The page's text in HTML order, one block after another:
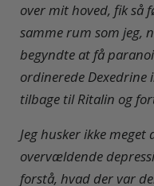
over mit hoved, fik så
samme rum som jeg,
begyndte at få
ordinerede Dexedrine
tilbage til Ritalin og
Jeg husker ikke meget
overvældende
forstå, hvad der var